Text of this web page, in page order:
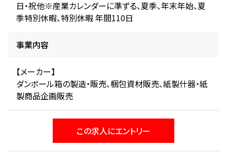
日・祝他※産業カレンダーに準ずる、夏季、年末年始、夏
季特別休暇、特別休暇 年間110日
事業内容
【メーカー】
ダンボール箱の製造・販売、梱包資材販売、紙製什器・紙
製商品企画販売
この求人にエントリー